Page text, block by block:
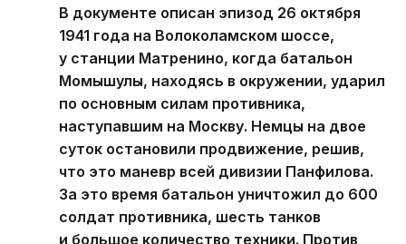
В документе описан эпизод 26 октября
1941 года на Волоколамском шоссе,
у станции Матренино, когда батальон
Момышулы, находясь в окружении, ударил
по основным силам противника,
наступавшим на Москву. Немцы на двое
суток остановили продвижение, решив,
что это маневр всей дивизии Панфилова.
За это время батальон уничтожил до 600
солдат противника, шесть танков
и большое количество техники. Против